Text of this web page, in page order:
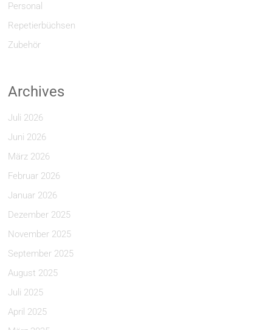
Personal
Repetierbüchsen
Zubehör
Archives
Juli 2026
Juni 2026
März 2026
Februar 2026
Januar 2026
Dezember 2025
November 2025
September 2025
August 2025
Juli 2025
April 2025